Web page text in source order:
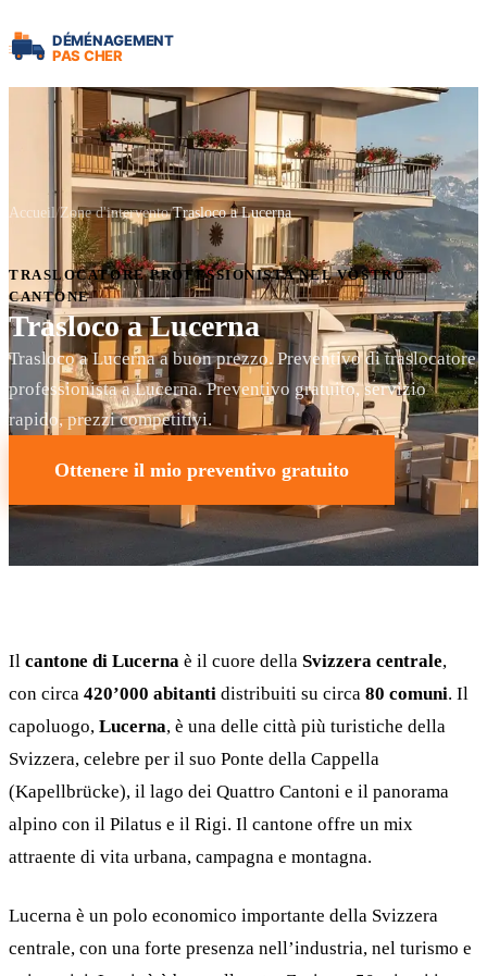
Accueil Zone d'intervento Trasloco a Lucerna
TRASLOCATORE PROFESSIONISTA NEL VOSTRO
CANTONE
Trasloco a Lucerna
Trasloco a Lucerna a buon prezzo. Preventivo di traslocatore
professionista a Lucerna. Preventivo gratuito, servizio
rapido, prezzi competitivi.
Ottenere il mio preventivo gratuito
Il cantone di Lucerna è il cuore della Svizzera centrale,
con circa 420’000 abitanti distribuiti su circa 80 comuni. Il
capoluogo, Lucerna, è una delle città più turistiche della
Svizzera, celebre per il suo Ponte della Cappella
(Kapellbrücke), il lago dei Quattro Cantoni e il panorama
alpino con il Pilatus e il Rigi. Il cantone offre un mix
attraente di vita urbana, campagna e montagna.
Lucerna è un polo economico importante della Svizzera
centrale, con una forte presenza nell’industria, nel turismo e